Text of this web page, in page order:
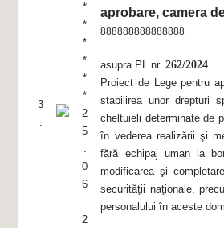
3
.
*
*
*
*
*
*
2
5
.
0
6
.
2
aprobare, camera
888888888888888
asupra PL nr. 262/2024
Proiect de Lege pentru
stabilirea unor drepturi
cheltuieli determinate de
în vederea realizării şi
fără echipaj uman la
modificarea şi
securităţii naţionale,
personalului în aceste